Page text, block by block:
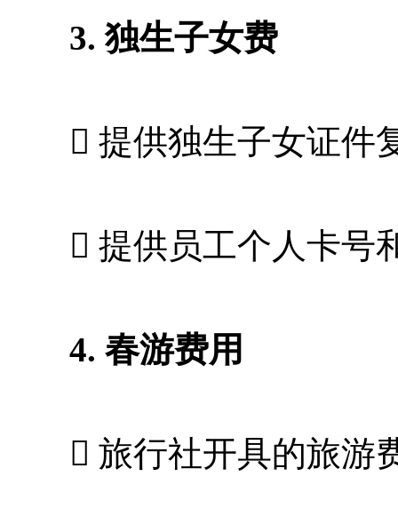
3. 独生子女费
 提供独生子女证件
 提供员工个人卡号
4. 春游费用
 旅行社开具的旅游费